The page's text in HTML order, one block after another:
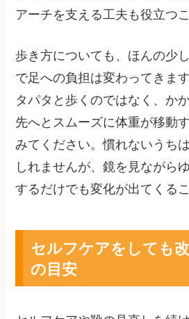
アーチを支える工夫も役立つ
歩き方についても、ほんの少
で足への負担は変わってきま
タパタと歩くのではなく、か
先へとスムーズに体重が移動
みてください。慣れないうち
しれませんが、鏡を見ながら
するだけでも変化が出てくる
セルフケアをしても
の目安